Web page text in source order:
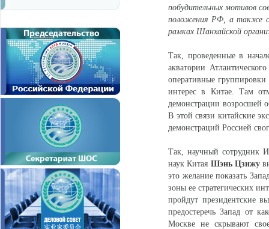
побудительных мотивов
положения РФ, а также
рамках Шанхайской
Так, проведенные в
акватории
оперативные
интерес в Китае. Там
демонстрации возросшей
В этой связи китайские
демонстраций Россией
Так, научный сотрудник
наук Китая Шэнь Цзижу
это желание показать
зоны ее стратегических
пройдут президентские
предостеречь Запад от
Москве не скрывают